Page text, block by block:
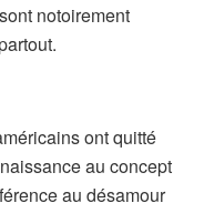
notoirement
ont quitté
au concept
au désamour